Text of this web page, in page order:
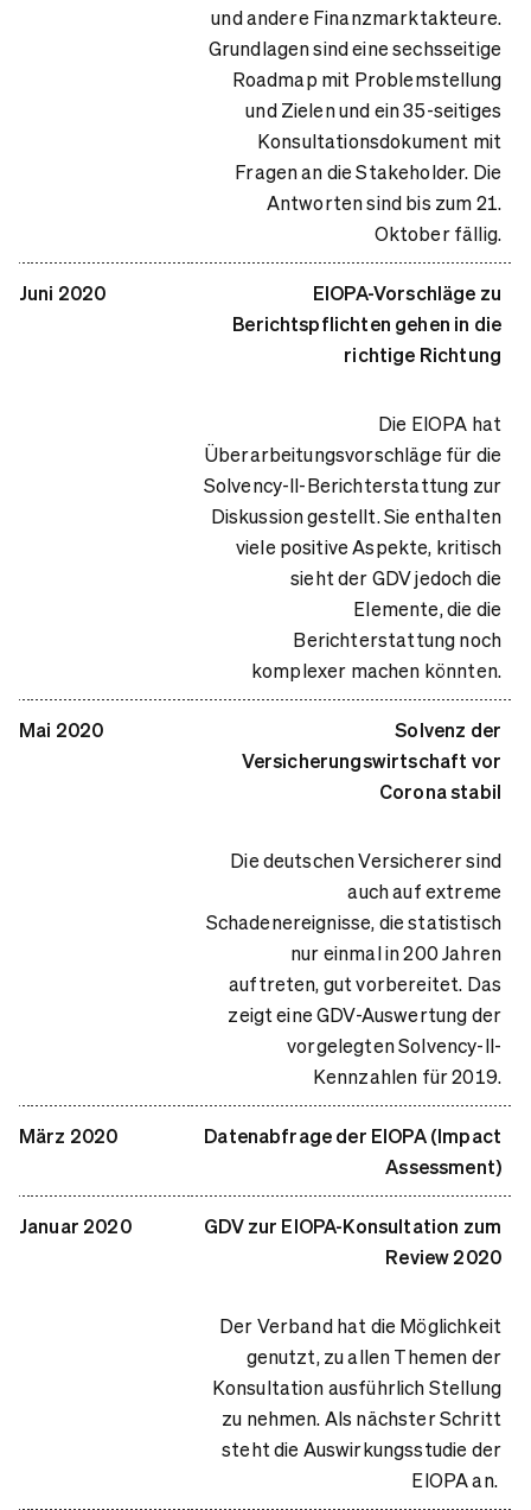
und andere Finanzmarktakteure.
Grundlagen sind eine sechsseitige
Roadmap mit Problemstellung
und Zielen und ein 35-seitiges
Konsultationsdokument mit
Fragen an die Stakeholder. Die
Antworten sind bis zum 21.
Oktober fällig.​​​​​
Juni 2020
EIOPA-Vorschläge zu
Berichtspflichten gehen in die
richtige Richtung
Die EIOPA hat
Überarbeitungsvorschläge für die
Solvency-II-Berichterstattung zur
Diskussion gestellt. Sie enthalten
viele positive Aspekte, kritisch
sieht der GDV jedoch die
Elemente, die die
Berichterstattung noch
komplexer machen könnten.
Mai 2020
Solvenz der
Versicherungswirtschaft vor
Corona stabil
Die deutschen Versicherer sind
auch auf extreme
Schadenereignisse, die statistisch
nur einmal in 200 Jahren
auftreten, gut vorbereitet. Das
zeigt eine GDV-Auswertung der
vorgelegten Solvency-II-
Kennzahlen für 2019.
März 2020
Datenabfrage der EIOPA (Impact
Assessment)
Januar 2020
GDV zur EIOPA-Konsultation zum
Review 2020
Der Verband hat die Möglichkeit
genutzt, zu allen Themen der
Konsultation ausführlich Stellung
zu nehmen. Als nächster Schritt
steht die Auswirkungsstudie der
EIOPA an.